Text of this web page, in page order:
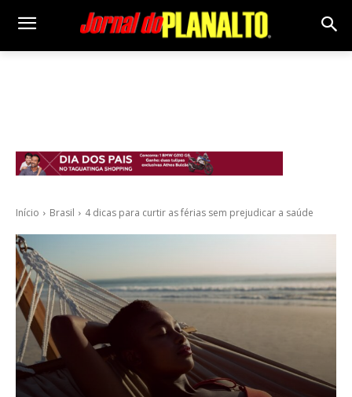
Início Brasil 4 dicas para curtir as férias sem prejudicar a saúde